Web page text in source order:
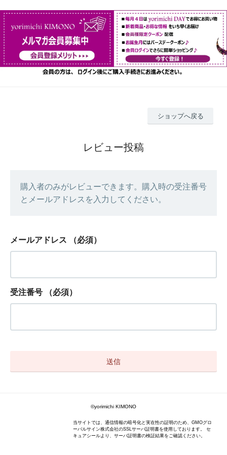
ショップへ戻る
レビュー投稿
購入者のみがレビューできます。購入時の受注番号
とメールアドレスを入力してください。
メールアドレス （必須）
受注番号 （必須）
©yorimichi KIMONO
当サイトでは、通信情報の暗号化と実在性の証明のため、GMOグロ
ーバルサイン株式会社のSSLサーバ証明書を使用しております。 セ
キュアシールより、サーバ証明書の検証結果をご確認ください。